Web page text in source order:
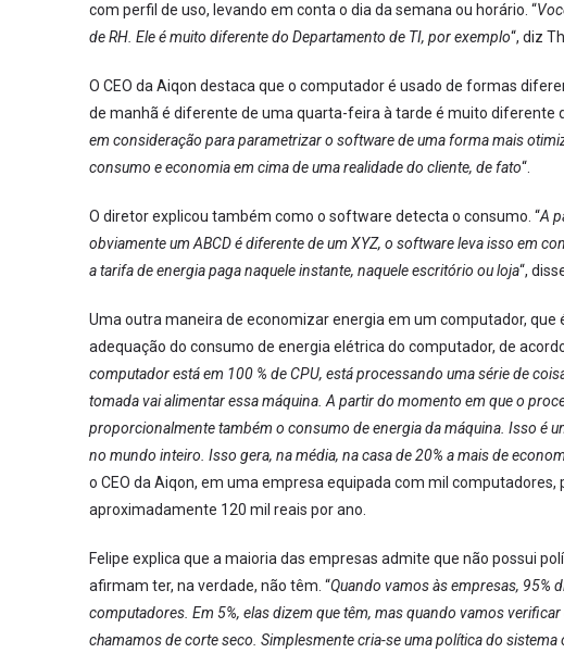
com perfil de uso, levando em conta o dia da semana ou horário. “
de RH. Ele é muito diferente do Departamento de TI, por exemplo“, diz
O CEO da Aiqon destaca que o computador é usado de formas
de manhã é diferente de uma quarta-feira à tarde é muito diferente
em consideração para parametrizar o software de uma forma mais
consumo e economia em cima de uma realidade do cliente, de fato“.
O diretor explicou também como o software detecta o consumo. “A
obviamente um ABCD é diferente de um XYZ, o software leva isso em
a tarifa de energia paga naquele instante, naquele escritório ou loja“,
Uma outra maneira de economizar energia em um computador,
adequação do consumo de energia elétrica do computador, de
computador está em 100 % de CPU, está processando uma série de
tomada vai alimentar essa máquina. A partir do momento em que o
proporcionalmente também o consumo de energia da máquina. Isso é
no mundo inteiro. Isso gera, na média, na casa de 20% a mais de
o CEO da Aiqon, em uma empresa equipada com mil
aproximadamente 120 mil reais por ano.
Felipe explica que a maioria das empresas admite que não possui
afirmam ter, na verdade, não têm. “Quando vamos às empresas, 95%
computadores. Em 5%, elas dizem que têm, mas quando vamos
chamamos de corte seco. Simplesmente cria-se uma política do